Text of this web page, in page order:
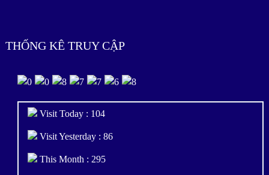
THỐNG KÊ TRUY CẬP
Visit Today : 104
Visit Yesterday : 86
This Month : 295